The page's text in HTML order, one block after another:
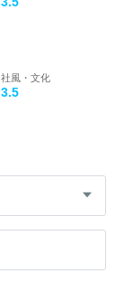
社風・文化
3.5